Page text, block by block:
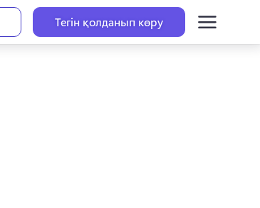
Тегін қолданып көру